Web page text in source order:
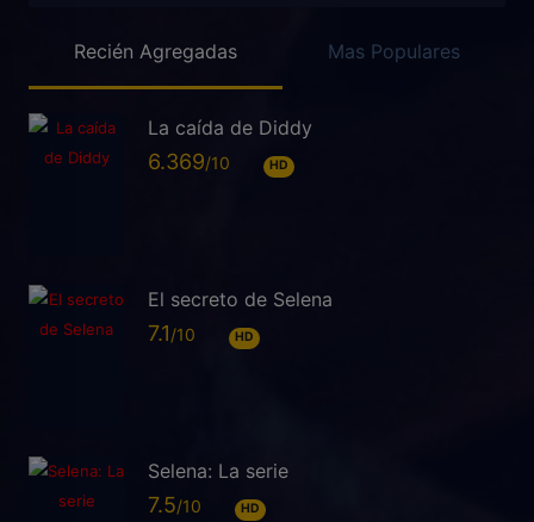
Recién Agregadas Mas Populares
La caída de Diddy
6.369 HD
El secreto de Selena
7.1 HD
Selena: La serie
7.5 HD